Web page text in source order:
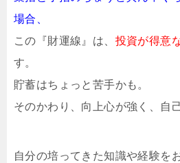
場合、
この『財運線』は、 投資が得意
す。
貯蓄はちょっと苦手かも。
そのかわり、向上心が強く、自
自分の培ってきた知識や経験を